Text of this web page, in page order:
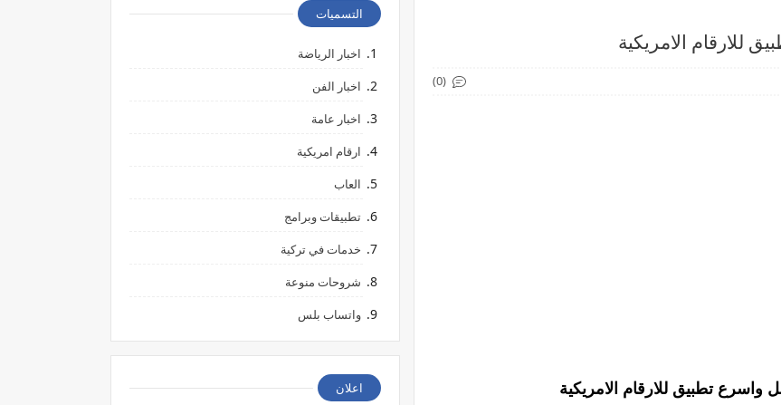
الامريكية
(0)
تطبيق للارقام الامريكية
التسميات
اخبار الرياضة
اخبار الفن
اخبار عامة
ارقام امريكية
العاب
تطبيقات وبرامج
خدمات في تركية
شروحات منوعة
واتساب بلس
اعلان